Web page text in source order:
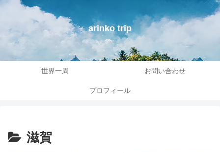
arinko trip
世界一周 お問い合わせ
プロフィール
滋賀